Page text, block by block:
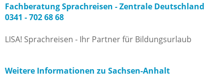
Fachberatung Sprachreisen - Zentrale Deutschland
0341 - 702 68 68
LISA! Sprachreisen - Ihr Partner für Bildungsurlaub
Weitere Informationen zu Sachsen-Anhalt